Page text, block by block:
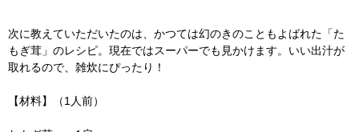
次に教えていただいたのは、かつては幻のきのこともよばれた「た
もぎ茸」のレシピ。現在ではスーパーでも見かけます。いい出汁が
取れるので、雑炊にぴったり！
【材料】（1人前）